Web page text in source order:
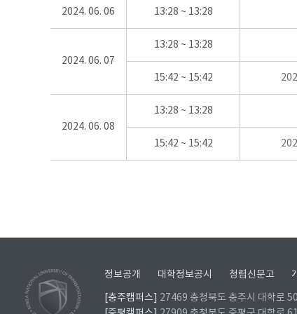
2024. 06. 06 13:28 ~ 13:28
2024. 06. 07
13:28 ~ 13:28
15:42 ~ 15:42
2024. 06. 08
13:28 ~ 13:28
15:42 ~ 15:42
정보공개 대학정보공시 청렴신문고
[충주캠퍼스]
27469 충청북도 충주시 대학로